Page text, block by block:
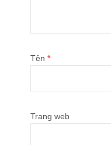
Tên *
Trang web